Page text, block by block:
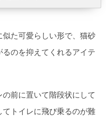
た可愛らしい形で、猫砂
のを抑えてくれるアイテ
前に置いて階段状にして
トイレに飛び乗るのが難